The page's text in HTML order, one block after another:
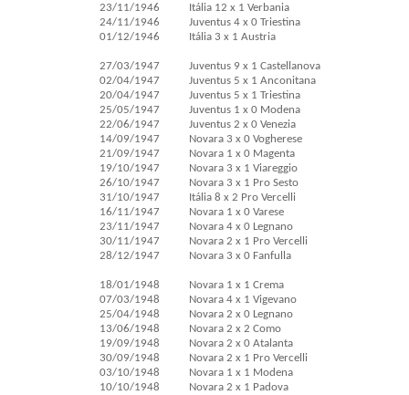
23/11/1946
24/11/1946
01/12/1946
27/03/1947
02/04/1947
20/04/1947
25/05/1947
22/06/1947
14/09/1947
21/09/1947
19/10/1947
26/10/1947
31/10/1947
16/11/1947
23/11/1947
30/11/1947
28/12/1947
18/01/1948
07/03/1948
25/04/1948
13/06/1948
19/09/1948
30/09/1948
03/10/1948
10/10/1948
Itália 12 x 1 Verbania
Juventus 4 x 0 Triestina
Itália 3 x 1 Austria
Juventus 9 x 1 Castellanova
Juventus 5 x 1 Anconitana
Juventus 5 x 1 Triestina
Juventus 1 x 0 Modena
Juventus 2 x 0 Venezia
Novara 3 x 0 Vogherese
Novara 1 x 0 Magenta
Novara 3 x 1 Viareggio
Novara 3 x 1 Pro Sesto
Itália 8 x 2 Pro Vercelli
Novara 1 x 0 Varese
Novara 4 x 0 Legnano
Novara 2 x 1 Pro Vercelli
Novara 3 x 0 Fanfulla
Novara 1 x 1 Crema
Novara 4 x 1 Vigevano
Novara 2 x 0 Legnano
Novara 2 x 2 Como
Novara 2 x 0 Atalanta
Novara 2 x 1 Pro Vercelli
Novara 1 x 1 Modena
Novara 2 x 1 Padova